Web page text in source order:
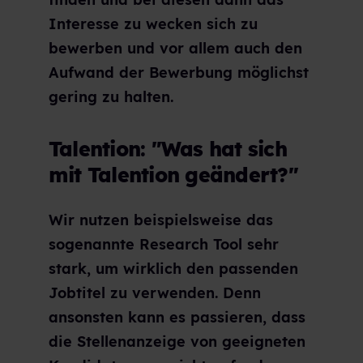
Interesse zu wecken sich zu
bewerben und vor allem auch den
Aufwand der Bewerbung möglichst
gering zu halten.
Talention: "Was hat sich
mit Talention geändert?"
Wir nutzen beispielsweise das
sogenannte Research Tool sehr
stark, um wirklich den passenden
Jobtitel zu verwenden. Denn
ansonsten kann es passieren, dass
die Stellenanzeige von geeigneten